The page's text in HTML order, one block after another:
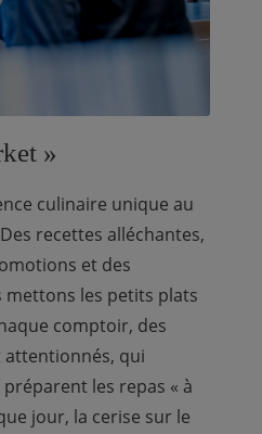
»
culinaire unique au
recettes alléchantes,
et des
les petits plats
comptoir, des
qui
les repas « à
jour, la cerise sur le